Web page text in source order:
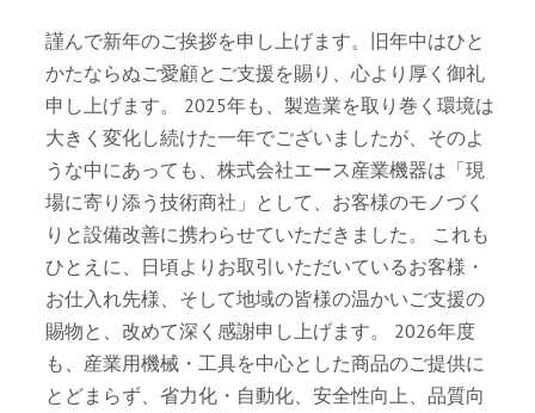
謹んで新年のご挨拶を申し上げます。旧年中はひと
かたならぬご愛顧とご支援を賜り、心より厚く御礼
申し上げます。 2025年も、製造業を取り巻く環境は
大きく変化し続けた一年でございましたが、そのよ
うな中にあっても、株式会社エース産業機器は「現
場に寄り添う技術商社」として、お客様のモノづく
りと設備改善に携わらせていただきました。 これも
ひとえに、日頃よりお取引いただいているお客様・
お仕入れ先様、そして地域の皆様の温かいご支援の
賜物と、改めて深く感謝申し上げます。 2026年度
も、産業用機械・工具を中心とした商品のご提供に
とどまらず、省力化・自動化、安全性向上、品質向